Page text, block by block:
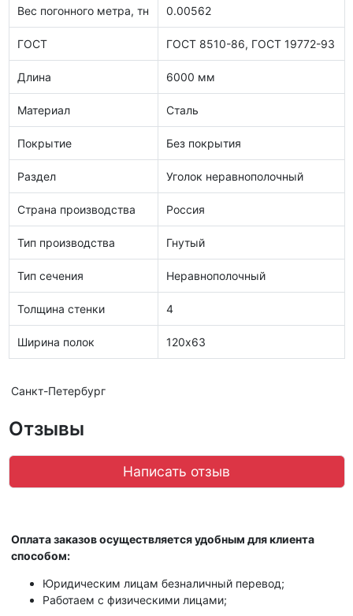
Вес погонного метра, тн 0.00562
ГОСТ ГОСТ 8510-86, ГОСТ 19772-93
Длина 6000 мм
Материал Сталь
Покрытие Без покрытия
Раздел Уголок неравнополочный
Страна производства Россия
Тип производства Гнутый
Тип сечения Неравнополочный
Толщина стенки 4
Ширина полок 120х63
Санкт-Петербург
Отзывы
Написать отзыв
Оплата заказов осуществляется удобным для клиента
способом:
Юридическим лицам безналичный перевод;
Работаем с физическими лицами;